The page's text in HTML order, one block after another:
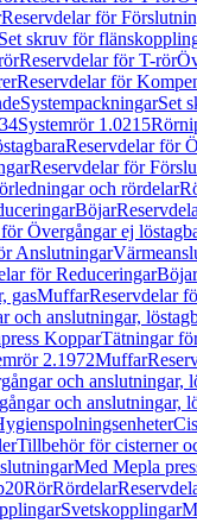
Reservdelar för
skruv för
Reservdelar för T-rör
Reservdelar för
SystempackningarSet
Systemrör 1.0215
Reservdelar för
Reservdelar för
och rördelar
Böjar
Övergångar ej
Anslutningar
för ReduceringarBöjar
gasMuffarReservdelar
och anslutningar,
KopparTätningar
2.1972Muffar
och anslutningar,
och anslutningar,
Tillbehör för cisterner
Med Mepla
RörRördelar
Svetskopplingar